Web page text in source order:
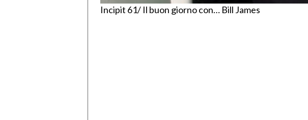
Incipit 61/ Il buon giorno con… Bill James